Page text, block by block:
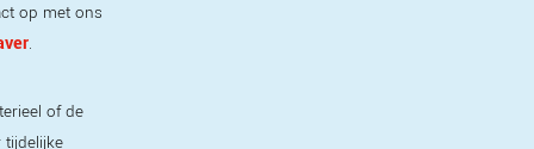
op met ons
.
of de